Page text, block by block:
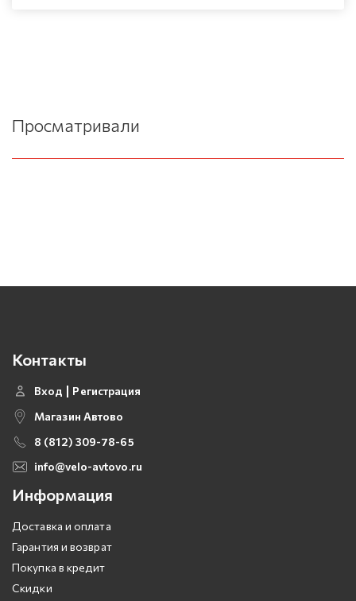
Просматривали
Контакты
Вход
Регистрация
Магазин Автово
8 (812) 309-78-65
info@velo-avtovo.ru
Информация
Доставка и оплата
Гарантия и возврат
Покупка в кредит
Скидки